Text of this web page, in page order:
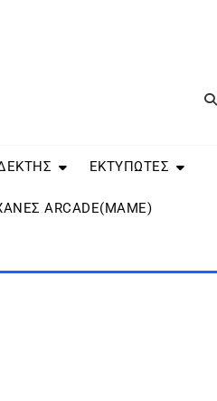
ΕΚΤΥΠΩΤΕΣ
ARCADE(MAME)